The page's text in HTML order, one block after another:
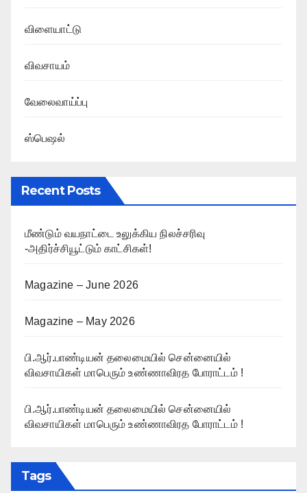
விளையாட்டு
விவசாயம்
வேலைவாய்ப்பு
ஸ்பெஷல்
Recent Posts
மீண்டும் வயநாட்டை உலுக்கிய நிலச்சரிவு
-அதிர்ச்சியூட்டும் காட்சிகள்!
Magazine – June 2026
Magazine – May 2026
பி.ஆர்.பாண்டியன் தலைமையில் சென்னையில்
விவசாயிகள் மாபெரும் உண்ணாவிரத போராட்டம் !
பி.ஆர்.பாண்டியன் தலைமையில் சென்னையில்
விவசாயிகள் மாபெரும் உண்ணாவிரத போராட்டம் !
Tags